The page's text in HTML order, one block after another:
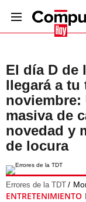
El día D de
llegará a tu
noviembre:
masiva de
novedad y
de locura
Errores de la TDT
ENTRETENIMIENTO